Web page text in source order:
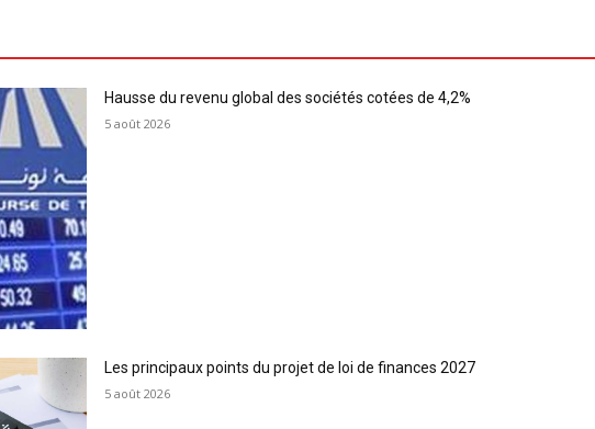
Hausse du revenu global des sociétés cotées de 4,2%
5 août 2026
Les principaux points du projet de loi de finances 2027
5 août 2026